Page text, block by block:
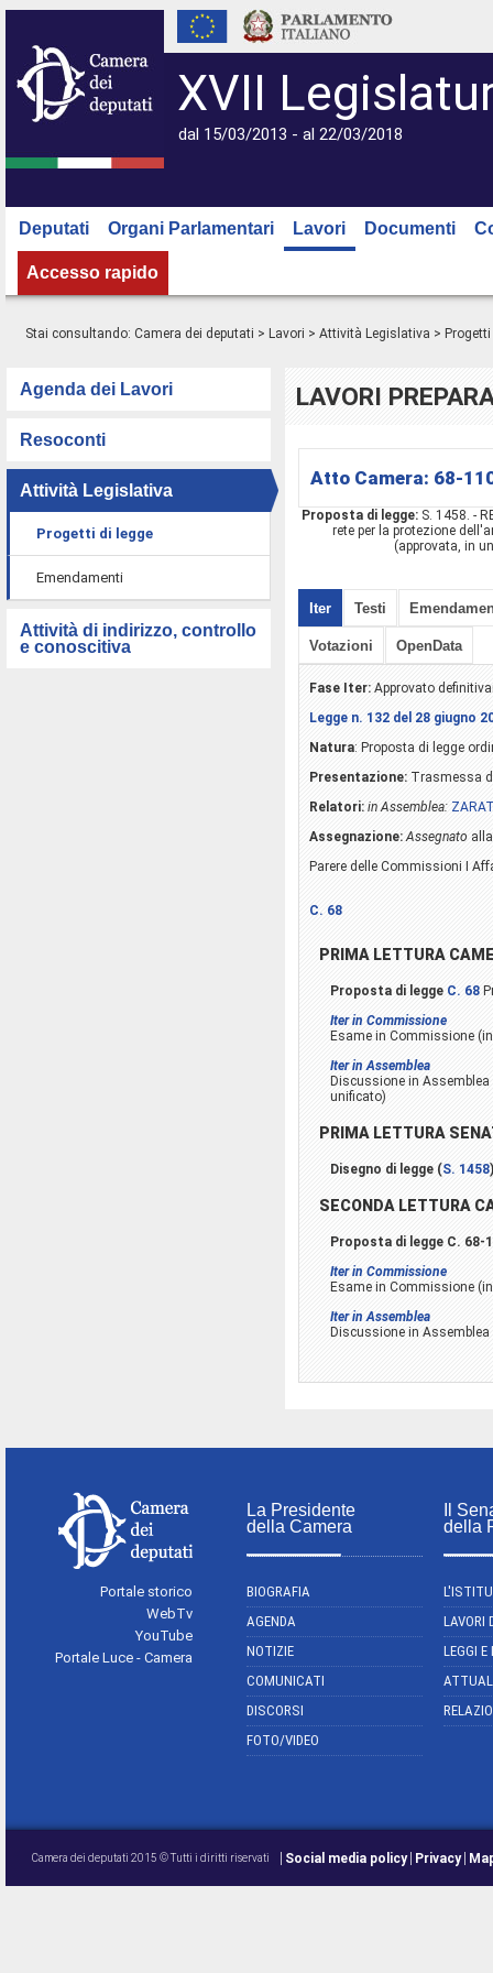
XVII
dal 15/03/2013 - al 22/03/2018
Deputati Organi Parlamentari Lavori Documenti
Accesso rapido
Stai consultando: Camera dei deputati > Lavori > Attività Legislativa >
Agenda dei Lavori
Resoconti
Attività Legislativa
Progetti di legge
Emendamenti
Attività di indirizzo, controllo
e conoscitiva
LAVORI
Atto Camera: 68-
Proposta di legge: S. 1458. -
rete per la protezione
(approvata, in
Iter Testi
Votazioni OpenData
Fase Iter: Approvato
Legge n. 132 del 28 giugno
Natura: Proposta di legge
Presentazione: Trasmessa
Relatori: in Assemblea:
Assegnazione: Assegnato
Parere delle Commissioni I
C. 68
PRIMA LETTURA
Proposta di legge C. 68
Iter in Commissione
Esame in Commissione
Iter in Assemblea
Discussione in
unificato)
PRIMA LETTURA
Disegno di legge (S. 1458)
SECONDA LETTURA
Proposta di legge C. 68-
Iter in Commissione
Esame in Commissione
Iter in Assemblea
Discussione in
Portale storico
WebTv
YouTube
Portale Luce - Camera
La Presidente
della Camera
BIOGRAFIA
AGENDA
NOTIZIE
COMUNICATI
DISCORSI
FOTO/VIDEO
Il
della
LAVORI
LEGGI
Camera dei deputati 2015 © Tutti i diritti riservati Social media policy Privacy